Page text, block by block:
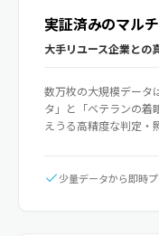
実証済みのマル
大手リユース企業との
数万枚の大規模データ
タ」と「ベテランの着
えうる高精度な判定・
少量データから即時